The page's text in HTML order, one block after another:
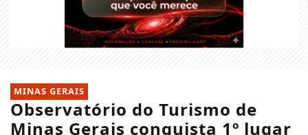
MINAS GERAIS
Observatório do Turismo de
Minas Gerais conquista 1º lugar